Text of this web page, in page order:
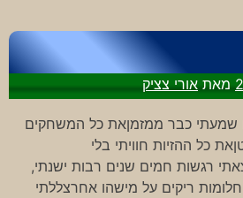
בן
מאתאורי צציק
שמעתי כבר ממזמןאת כל המשחקים
כל ההזיות חוויתי בלי
רגשות חמים שנים רבות ישנתי,
ריקים על מישהו אחרצללתי